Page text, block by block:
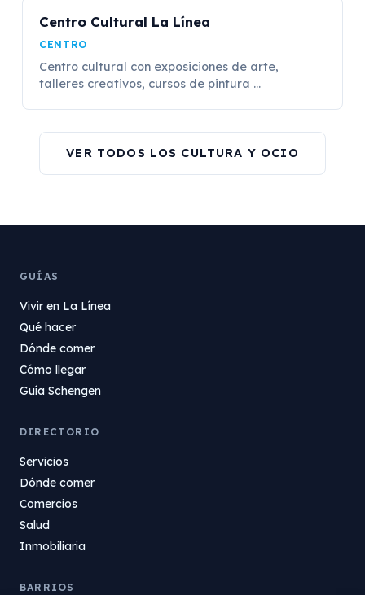
Centro Cultural La Línea
CENTRO
Centro cultural con exposiciones de arte,
talleres creativos, cursos de pintura ...
VER TODOS LOS CULTURA Y OCIO
GUÍAS
Vivir en La Línea
Qué hacer
Dónde comer
Cómo llegar
Guía Schengen
DIRECTORIO
Servicios
Dónde comer
Comercios
Salud
Inmobiliaria
BARRIOS